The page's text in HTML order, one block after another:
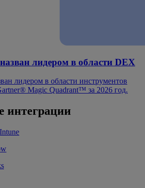
лидером в области DEX
лидером в области инструментов
Magic Quadrant™ за 2026 год.
интеграции